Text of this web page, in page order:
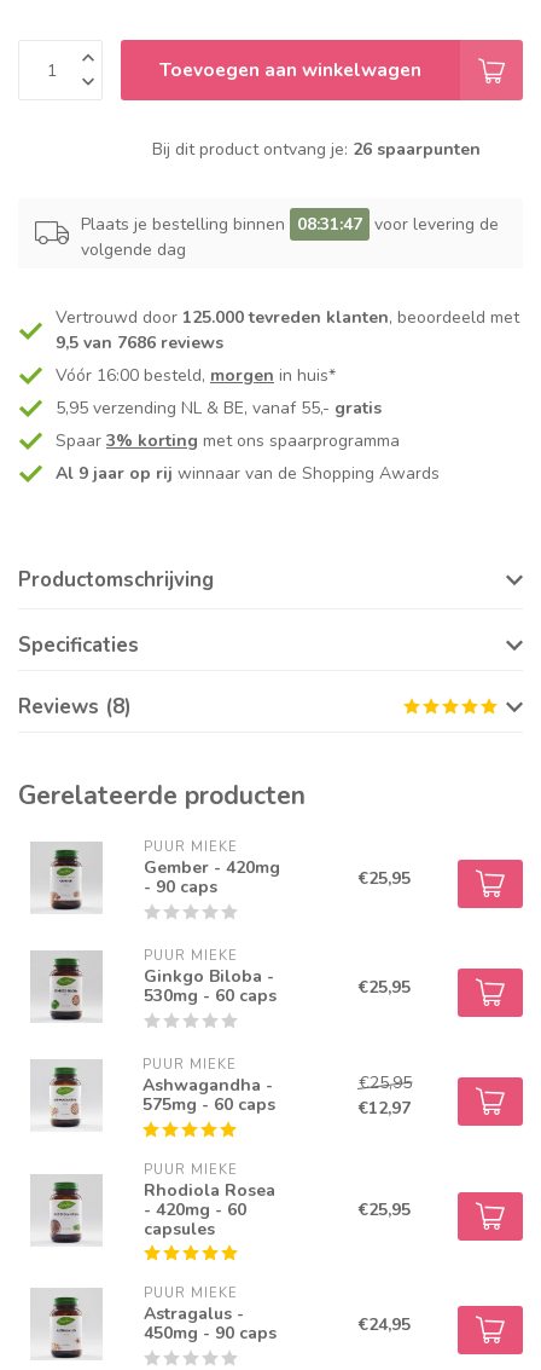
Toevoegen aan winkelwagen
Bij dit product ontvang je: 26 spaarpunten
Plaats je bestelling binnen 08:31:47 voor levering de
volgende dag
Vertrouwd door 125.000 tevreden klanten, beoordeeld met
9,5 van 7686 reviews
Vóór 16:00 besteld, morgen in huis*
5,95 verzending NL & BE, vanaf 55,- gratis
Spaar 3% korting met ons spaarprogramma
Al 9 jaar op rij winnaar van de Shopping Awards
Productomschrijving
Specificaties
Reviews (8)
Gerelateerde producten
PUUR MIEKE
Gember - 420mg
- 90 caps
€25,95
PUUR MIEKE
Ginkgo Biloba -
530mg - 60 caps
€25,95
PUUR MIEKE
Ashwagandha -
575mg - 60 caps
€25,95
€12,97
PUUR MIEKE
Rhodiola Rosea
- 420mg - 60
capsules
€25,95
PUUR MIEKE
Astragalus -
450mg - 90 caps
€24,95